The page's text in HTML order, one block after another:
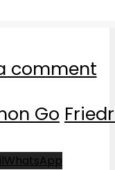
comment
Go
WhatsApp